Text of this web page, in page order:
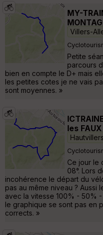
MY-
Villers-
Petite
parcours
bien en compte le D+ mais
les petites cotes je ne vais
sont moyennes. »
les
Hautvillers
Ce jour le
08°. Lors
incohérence le départ du
pas au même niveau ?
avec la vitesse 100% - 50%
le graphique se sont pas en
corrects. »